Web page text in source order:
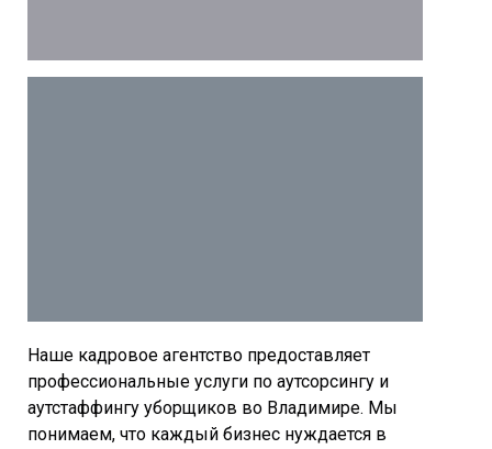
Наше кадровое агентство предоставляет
профессиональные услуги по аутсорсингу и
аутстаффингу уборщиков во Владимире. Мы
понимаем, что каждый бизнес нуждается в